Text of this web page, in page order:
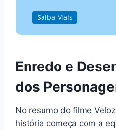
Saiba Mais
Enredo e
dos
No resumo do filme
história começa com a